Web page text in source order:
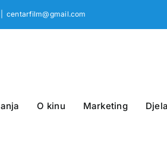
centarfilm@gmail.com
O kinu Marketing